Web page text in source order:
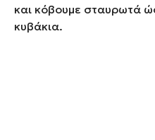
και κόβουμε σταυρωτά
κυβάκια.